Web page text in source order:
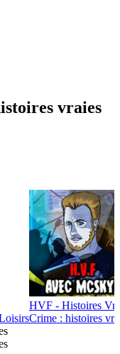
vraies
HVF - Histoires
Crime : histoires